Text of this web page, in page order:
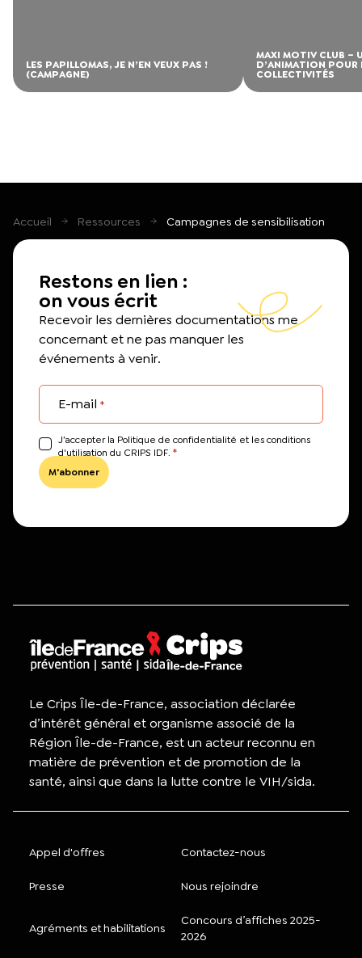
LES PAPILLOMAS, JE N’EN VEUX PAS !
(CAMPAGNE)
MAXI MOTIV CLUB –
D’ANIMATION POUR
COLLECTIVITÉS
Accueil Ressources Campagnes de sensibilisation
Restons en lien :
on vous écrit
Recevoir les dernières documentations me
concernant et ne pas manquer les
événements à venir.
E-mail *
J’accepter la Politique de confidentialité et les conditions
d'utilisation du CRIPS IDF. *
Le Crips Île-de-France, association déclarée
d’intérêt général et organisme associé de la
Région Île-de-France, est un acteur reconnu en
matière de prévention et de promotion de la
santé, ainsi que dans la lutte contre le VIH/sida.
Appel d'offres Contactez-nous
Presse Nous rejoindre
Agréments et habilitations
Concours d’affiches 2025-
2026